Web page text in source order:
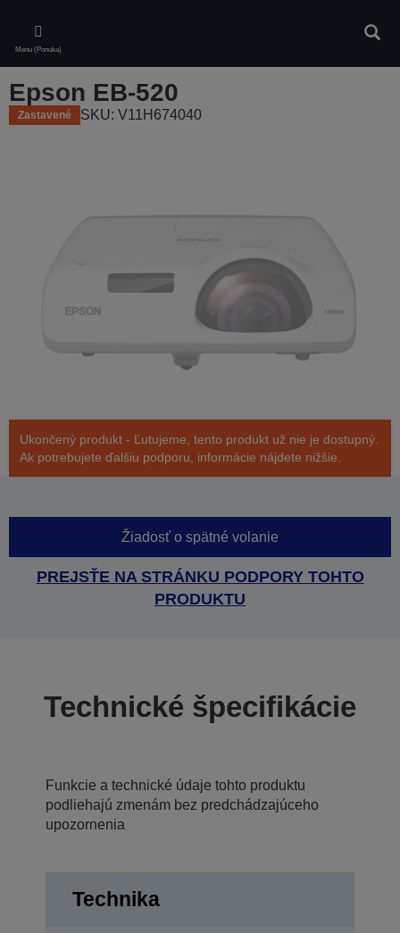
main
content
Menu (Ponuka)
Epson EB-520
Zastavené SKU: V11H674040
Ukončený produkt - Ľutujeme, tento produkt už nie je dostupný.
Ak potrebujete ďalšiu podporu, informácie nájdete nižšie.
Žiadosť o spätné volanie
PREJSŤE NA STRÁNKU PODPORY TOHTO
PRODUKTU
Technické špecifikácie
Funkcie a technické údaje tohto produktu
podliehajú zmenám bez predchádzajúceho
upozornenia
Technika